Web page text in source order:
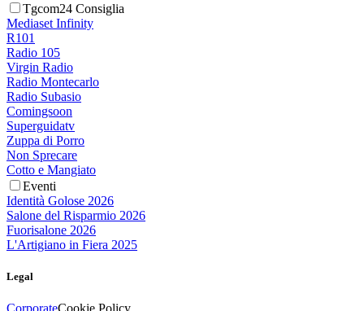
Tgcom24 Consiglia
Mediaset Infinity
R101
Radio 105
Virgin Radio
Radio Montecarlo
Radio Subasio
Comingsoon
Superguidatv
Zuppa di Porro
Non Sprecare
Cotto e Mangiato
Eventi
Identità Golose 2026
Salone del Risparmio 2026
Fuorisalone 2026
L'Artigiano in Fiera 2025
Legal
CorporateCookie Policy